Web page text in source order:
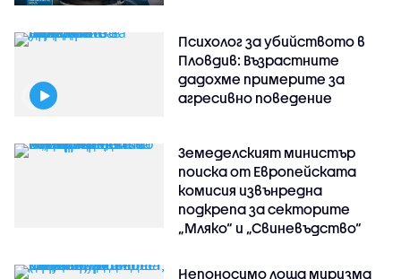
Психолог за убийството в
Пловдив: Възрастните
дадохме примерите за
агресивно поведение
Земеделският министър
поиска от Европейската
комисия извънредна
подкрепа за секторите
„Мляко“ и „Свиневъдство“
Непоносимо лоша миризма